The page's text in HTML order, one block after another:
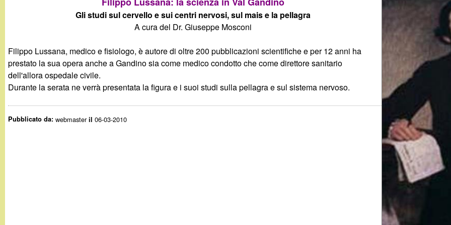
n
d
i
Gli studi sul cervello e sui centri nervosi, sul mais e la pellagra
A cura del Dr. Giuseppe Mosconi
Filippo Lussana, medico e fisiologo, è autore di oltre 200 pubblicazioni scientifiche e per 12 anni ha
prestato la sua opera anche a Gandino sia come medico condotto che come direttore sanitario
dell'allora ospedale civile.
Durante la serata ne verrà presentata la figura e i suoi studi sulla pellagra e sul sistema nervoso.
Pubblicato da:webmasteril 06-03-2010